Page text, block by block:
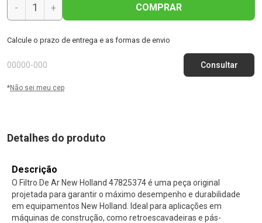
- + COMPRAR
Calcule o prazo de entrega e as formas de envio
*Não sei meu cep
Detalhes do produto
Descrição
O Filtro De Ar New Holland 47825374 é uma peça original
projetada para garantir o máximo desempenho e durabilidade
em equipamentos New Holland. Ideal para aplicações em
máquinas de construção, como retroescavadeiras e pás-